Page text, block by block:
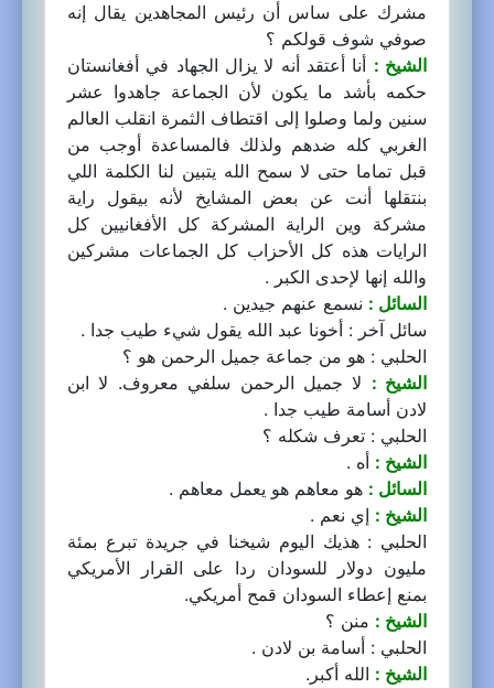
مشرك على ساس أن رئيس المجاهدين يقال إنه
صوفي شوف قولكم ؟
الشيخ : أنا أعتقد أنه لا يزال الجهاد في أفغانستان
حكمه بأشد ما يكون لأن الجماعة جاهدوا عشر
سنين ولما وصلوا إلى اقتطاف الثمرة انقلب العالم
الغربي كله ضدهم ولذلك فالمساعدة أوجب من
قبل تماما حتى لا سمح الله يتبين لنا الكلمة اللي
بنتقلها أنت عن بعض المشايخ لأنه بيقول راية
مشركة وين الراية المشركة كل الأفغانيين كل
الرايات هذه كل الأحزاب كل الجماعات مشركين
والله إنها لإحدى الكبر .
السائل : نسمع عنهم جيدين .
سائل آخر : أخونا عبد الله يقول شيء طيب جدا .
الحلبي : هو من جماعة جميل الرحمن هو ؟
الشيخ : لا جميل الرحمن سلفي معروف. لا ابن
لادن أسامة طيب جدا .
الحلبي : تعرف شكله ؟
الشيخ : أه .
السائل : هو معاهم هو يعمل معاهم .
الشيخ : إي نعم .
الحلبي : هذيك اليوم شيخنا في جريدة تبرع بمئة
مليون دولار للسودان ردا على القرار الأمريكي
بمنع إعطاء السودان قمح أمريكي.
الشيخ : منن ؟
الحلبي : أسامة بن لادن .
الشيخ : الله أكبر.